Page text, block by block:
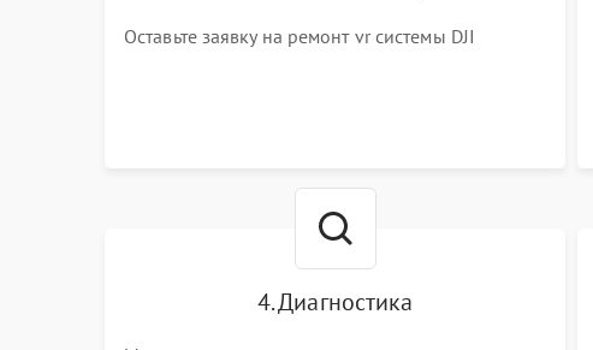
Оставьте заявку на ремонт vr системы DJI
4. Диагностика